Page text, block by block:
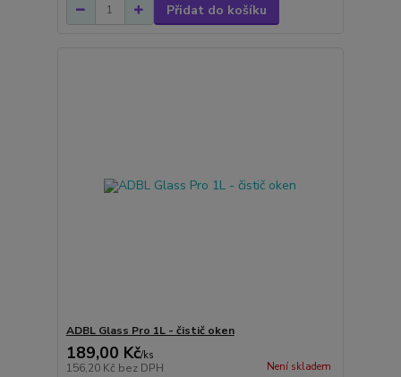
Přidat do košíku
ADBL Glass Pro 1L - čistič oken
189,00 Kč/ks
156,20 Kč bez DPH Není skladem